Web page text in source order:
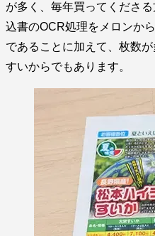
が多く、毎年買ってくださ
込書のOCR処理をメロンか
であることに加えて、枚数
すいからでもあります。